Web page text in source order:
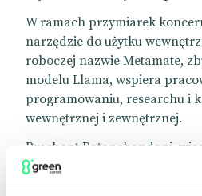
W ramach przymiarek
narzędzie do użytku
roboczej nazwie Metamate,
modelu Llama, wspiera
programowaniu, researchu i
wewnętrznej i zewnętrznej.
Prashant Ratanchandani,
Meta, w rozmowie z Financial